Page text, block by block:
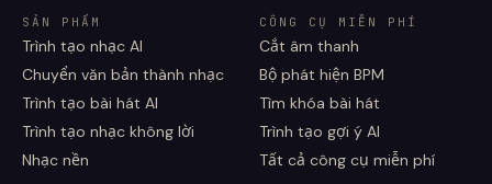
SẢN PHẨM
Trình tạo nhạc AI
Chuyển văn bản thành nhạc
Trình tạo bài hát AI
Trình tạo nhạc không lời
Nhạc nền
CÔNG CỤ MIỄN PHÍ
Cắt âm thanh
Bộ phát hiện BPM
Tìm khóa bài hát
Trình tạo gợi ý AI
Tất cả công cụ miễn phí